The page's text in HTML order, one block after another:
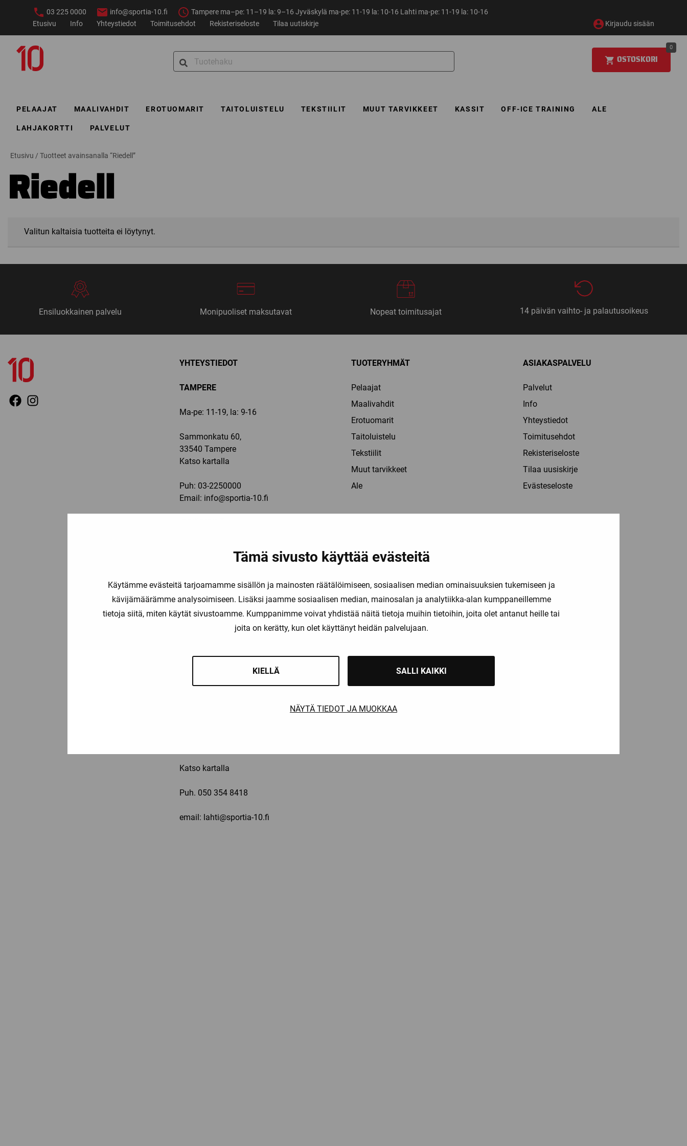
Tämä sivusto käyttää evästeitä
Käytämme evästeitä tarjoamamme sisällön ja mainosten räätälöimiseen, sosiaalisen median ominaisuuksien tukemiseen ja
kävijämäärämme analysoimiseen. Lisäksi jaamme sosiaalisen median, mainosalan ja analytiikka-alan kumppaneillemme
tietoja siitä, miten käytät sivustoamme. Kumppanimme voivat yhdistää näitä tietoja muihin tietoihin, joita olet antanut heille tai
joita on kerätty, kun olet käyttänyt heidän palvelujaan.
KIELLÄ SALLI KAIKKI
NÄYTÄ TIEDOT JA MUOKKAA
03 225 0000 info@sportia-10.fi
Tampere ma–pe: 11–19 la: 9–16 Jyväskylä ma-pe: 11-19 la: 10-16 Lahti ma-pe: 11-19 la: 10-16
Etusivu
Info Yhteystiedot Toimitusehdot Rekisteriseloste Tilaa uutiskirje Kirjaudu sisään
Search
for:
OSTOSKORI
0
PELAAJAT MAALIVAHDIT EROTUOMARIT TAITOLUISTELU TEKSTIILIT MUUT TARVIKKEET KASSIT OFF-ICE TRAINING ALE
LAHJAKORTTI PALVELUT
Etusivu / Tuotteet avainsanalla “Riedell”
Riedell
Valitun kaltaisia tuotteita ei löytynyt.
Ensiluokkainen palvelu Monipuoliset maksutavat Nopeat toimitusajat 14 päivän vaihto- ja palautusoikeus
YHTEYSTIEDOT
TAMPERE
Ma-pe: 11-19, la: 9-16
Sammonkatu 60,
33540 Tampere
Katso kartalla
Puh: 03-2250000
Email: info@sportia-10.fi
40320 Jyväskylä
Katso kartalla
050 4321142
e-mail: jyvaskyla@sportia-10.fi
LAHTI
Katso kartalla
Puh. 050 354 8418
email: lahti@sportia-10.fi
TUOTERYHMÄT
Pelaajat
Maalivahdit
Erotuomarit
Taitoluistelu
Tekstiilit
Muut tarvikkeet
Ale
ASIAKASPALVELU
Palvelut
Info
Yhteystiedot
Toimitusehdot
Rekisteriseloste
Tilaa uusiskirje
Evästeseloste